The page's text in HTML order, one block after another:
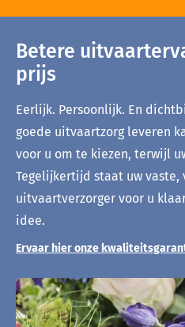
Betere
prijs
Eerlijk. Persoonlijk. En
goede uitvaartzorg leveren
voor u om te kiezen, terwijl
Tegelijkertijd staat uw vaste,
uitvaartverzorger voor u
idee.
Ervaar hier onze